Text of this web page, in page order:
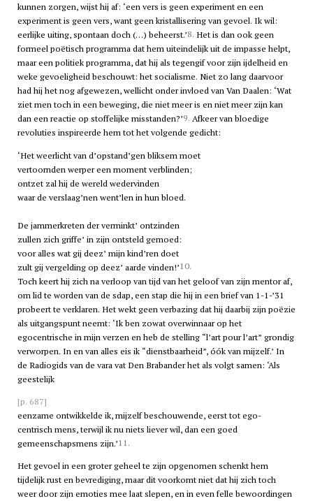
kunnen zorgen, wijst hij af: ‘een vers is geen experiment en een
experiment is geen vers, want geen kristallisering van gevoel. Ik wil:
eerlijke uiting, spontaan doch (…) beheerst.’8. Het is dan ook geen
formeel poëtisch programma dat hem uiteindelijk uit de impasse helpt,
maar een politiek programma, dat hij als tegengif voor zijn ijdelheid en
weke gevoeligheid beschouwt: het socialisme. Niet zo lang daarvoor
had hij het nog afgewezen, wellicht onder invloed van Van Daalen: ‘Wat
ziet men toch in een beweging, die niet meer is en niet meer zijn kan
dan een reactie op stoffelijke misstanden?’9. Afkeer van bloedige
revoluties inspireerde hem tot het volgende gedicht:
‘Het weerlicht van d’opstand’gen bliksem moet
vertoornden werper een moment verblinden;
ontzet zal hij de wereld wedervinden
waar de verslaag’nen went’len in hun bloed.
De jammerkreten der verminkt’ ontzinden
zullen zich griffe’ in zijn ontsteld gemoed:
voor alles wat gij deez’ mijn kind’ren doet
zult gij vergelding op deez’ aarde vinden!’10.
Toch keert hij zich na verloop van tijd van het geloof van zijn mentor af,
om lid te worden van de sdap, een stap die hij in een brief van 1-1-’31
probeert te verklaren. Het wekt geen verbazing dat hij daarbij zijn poëzie
als uitgangspunt neemt: ‘Ik ben zowat overwinnaar op het
egocentrische in mijn verzen en heb de stelling “l’art pour l’art” grondig
verworpen. In en van alles eis ik “dienstbaarheid”, óók van mijzelf.’ In
de Radiogids van de varavat Den Brabander het als volgt samen: ‘Als
geestelijk
[p. 687]
eenzame ontwikkelde ik, mijzelf beschouwende, eerst tot ego-
centrisch mens, terwijl ik nu niets liever wil, dan een goed
gemeenschapsmens zijn.’11.
Het gevoel in een groter geheel te zijn opgenomen schenkt hem
tijdelijk rust en bevrediging, maar dit voorkomt niet dat hij zich toch
weer door zijn emoties mee laat slepen, en in even felle bewoordingen